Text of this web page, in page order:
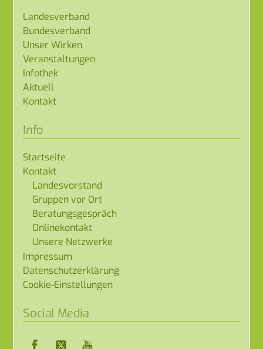
Landesverband
Bundesverband
Unser Wirken
Veranstaltungen
Infothek
Aktuell
Kontakt
Info
Startseite
Kontakt
Landesvorstand
Gruppen vor Ort
Beratungsgespräch
Onlinekontakt
Unsere Netzwerke
Impressum
Datenschutzerklärung
Cookie-Einstellungen
Social Media
FacebookTwitter